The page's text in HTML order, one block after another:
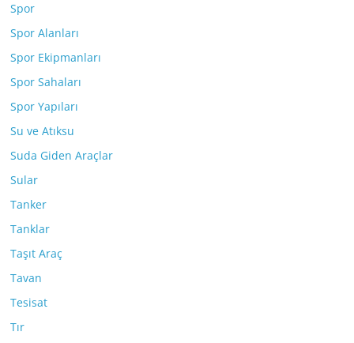
Spor
Spor Alanları
Spor Ekipmanları
Spor Sahaları
Spor Yapıları
Su ve Atıksu
Suda Giden Araçlar
Sular
Tanker
Tanklar
Taşıt Araç
Tavan
Tesisat
Tır